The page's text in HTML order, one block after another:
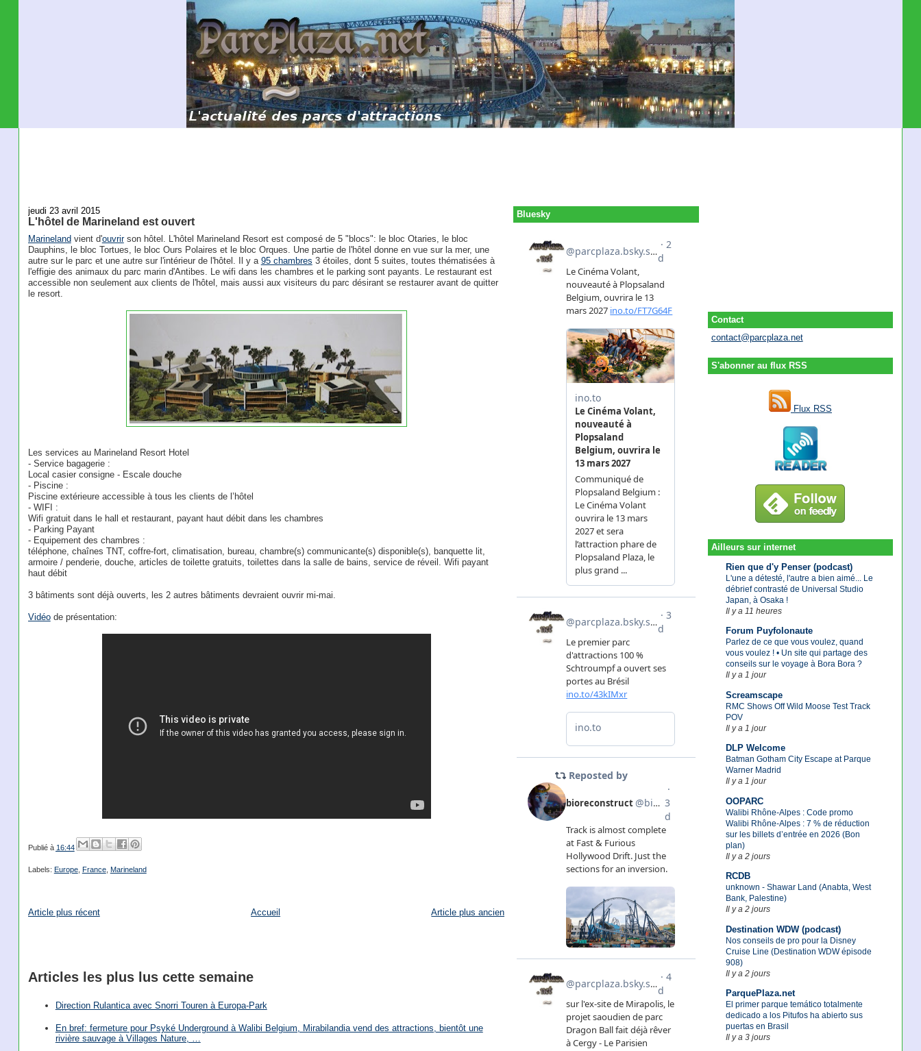
Contact
contact@parcplaza.net
S'abonner au flux RSS
Flux RSS
Ailleurs sur internet
Rien que d'y Penser (podcast)
L'une a détesté, l'autre a bien aimé... Le
débrief contrasté de Universal Studio
Japan, à Osaka !
Il y a 11 heures
Forum Puyfolonaute
Parlez de ce que vous voulez, quand
vous voulez ! • Un site qui partage des
conseils sur le voyage à Bora Bora ?
Il y a 1 jour
Screamscape
RMC Shows Off Wild Moose Test Track
POV
Il y a 1 jour
DLP Welcome
Batman Gotham City Escape at Parque
Warner Madrid
Il y a 1 jour
OOPARC
Walibi Rhône-Alpes : Code promo
Walibi Rhône-Alpes : 7 % de réduction
sur les billets d’entrée en 2026 (Bon
plan)
Il y a 2 jours
RCDB
unknown - Shawar Land (Anabta, West
Bank, Palestine)
Il y a 2 jours
Destination WDW (podcast)
Nos conseils de pro pour la Disney
Cruise Line (Destination WDW épisode
908)
Il y a 2 jours
ParquePlaza.net
El primer parque temático totalmente
dedicado a los Pitufos ha abierto sus
puertas en Brasil
Il y a 3 jours
jeudi 23 avril 2015
L'hôtel de Marineland est ouvert
Marineland vient d'ouvrirson hôtel. L'hôtel Marineland Resort est composé de 5 "blocs": le bloc Otaries, le bloc
Dauphins, le bloc Tortues, le bloc Ours Polaires et le bloc Orques. Une partie de l'hôtel donne en vue sur la mer, une
autre sur le parc et une autre sur l'intérieur de l'hôtel. Il y a 95 chambres 3 étoiles, dont 5 suites, toutes thématisées à
l'effigie des animaux du parc marin d'Antibes. Le wifi dans les chambres et le parking sont payants. Le restaurant est
accessible non seulement aux clients de l'hôtel, mais aussi aux visiteurs du parc désirant se restaurer avant de quitter
le resort.
Les services au Marineland Resort Hotel
- Service bagagerie :
Local casier consigne - Escale douche
- Piscine :
Piscine extérieure accessible à tous les clients de l’hôtel
- WIFI :
Wifi gratuit dans le hall et restaurant, payant haut débit dans les chambres
- Parking Payant
- Equipement des chambres :
téléphone, chaînes TNT, coffre-fort, climatisation, bureau, chambre(s) communicante(s) disponible(s), banquette lit,
armoire / penderie, douche, articles de toilette gratuits, toilettes dans la salle de bains, service de réveil. Wifi payant
haut débit
3 bâtiments sont déjà ouverts, les 2 autres bâtiments devraient ouvrir mi-mai.
Vidéode présentation:
Publié à 16:44
Labels: Europe, France, Marineland
Article plus récent Article plus ancien
Accueil
Articles les plus lus cette semaine
Direction Rulantica avec Snorri Touren à Europa-Park
En bref: fermeture pour Psyké Underground à Walibi Belgium, Mirabilandia vend des attractions, bientôt une
rivière sauvage à Villages Nature, …
Bluesky